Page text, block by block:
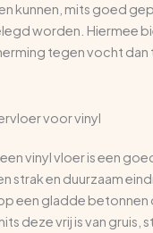
kunnen, mits goed
worden. Hiermee
tegen vocht dan
voor vinyl
vinyl vloer is een
strak en duurzaam
een gladde
deze vrij is van gruis,